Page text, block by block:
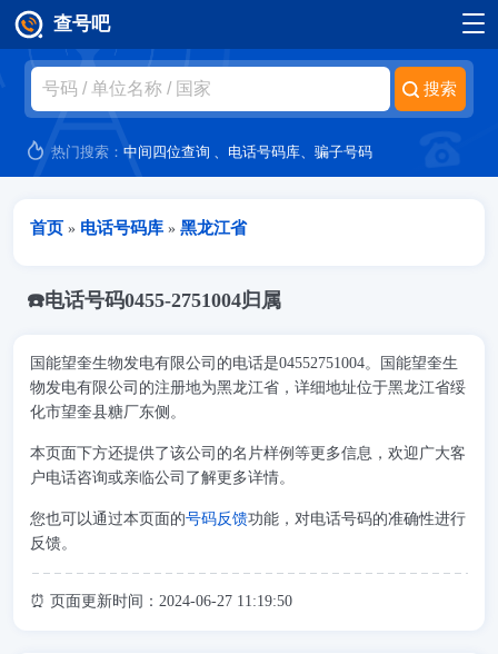
跳转到主要内容
查号吧
热门搜索：中间四位查询 、 电话号码库、骗子号码
当前位置
首页 » 电话号码库 » 黑龙江省
☎️电话号码0455-2751004归属
国能望奎生物发电有限公司的电话是04552751004。国能望奎生
物发电有限公司的注册地为黑龙江省，详细地址位于黑龙江省绥
化市望奎县糖厂东侧。
本页面下方还提供了该公司的名片样例等更多信息，欢迎广大客
户电话咨询或亲临公司了解更多详情。
您也可以通过本页面的号码反馈功能，对电话号码的准确性进行
反馈。
⏰ 页面更新时间：2024-06-27 11:19:50